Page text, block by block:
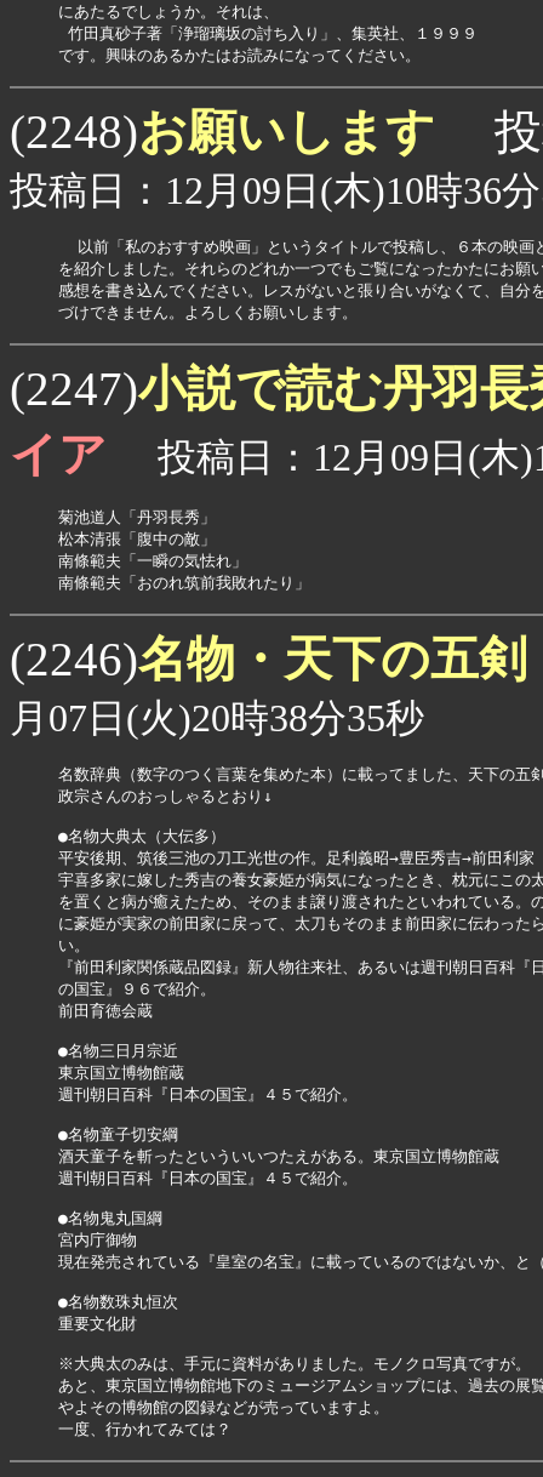
にあたるでしょうか。それは、
竹田真砂子著「浄瑠璃坂の討ち入り」、集英社、１９９９
です。興味のあるかたはお読みになってください。
(2248)お願いします 投
投稿日：12月09日(木)10時36
以前「私のおすすめ映画」というタイトルで投稿し、６本の映画
を紹介しました。それらのどれか一つでもご覧になったかたにお願
感想を書き込んでください。レスがないと張り合いがなくて、自分
づけできません。よろしくお願いします。
(2247)小説で読む丹羽
イア 投稿日：12月09日(木
菊池道人「丹羽長秀」
松本清張「腹中の敵」
南條範夫「一瞬の気怯れ」
(2246)名物・天下の五剣
月07日(火)20時38分35秒
名数辞典（数字のつく言葉を集めた本）に載ってました、天下の五
政宗さんのおっしゃるとおり↓
●名物大典太（大伝多）
平安後期、筑後三池の刀工光世の作。足利義昭→豊臣秀吉→前田利家
宇喜多家に嫁した秀吉の養女豪姫が病気になったとき、枕元にこの
を置くと病が癒えたため、そのまま譲り渡されたといわれている。
に豪姫が実家の前田家に戻って、太刀もそのまま前田家に伝わった
い。
『前田利家関係蔵品図録』新人物往来社、あるいは週刊朝日百科『
の国宝』９６で紹介。
前田育徳会蔵
●名物三日月宗近
東京国立博物館蔵
週刊朝日百科『日本の国宝』４５で紹介。
●名物童子切安綱
酒天童子を斬ったといういいつたえがある。東京国立博物館蔵
週刊朝日百科『日本の国宝』４５で紹介。
●名物鬼丸国綱
宮内庁御物
現在発売されている『皇室の名宝』に載っているのではないか、と
●名物数珠丸恒次
重要文化財
※大典太のみは、手元に資料がありました。モノクロ写真ですが。
あと、東京国立博物館地下のミュージアムショップには、過去の展
やよその博物館の図録などが売っていますよ。